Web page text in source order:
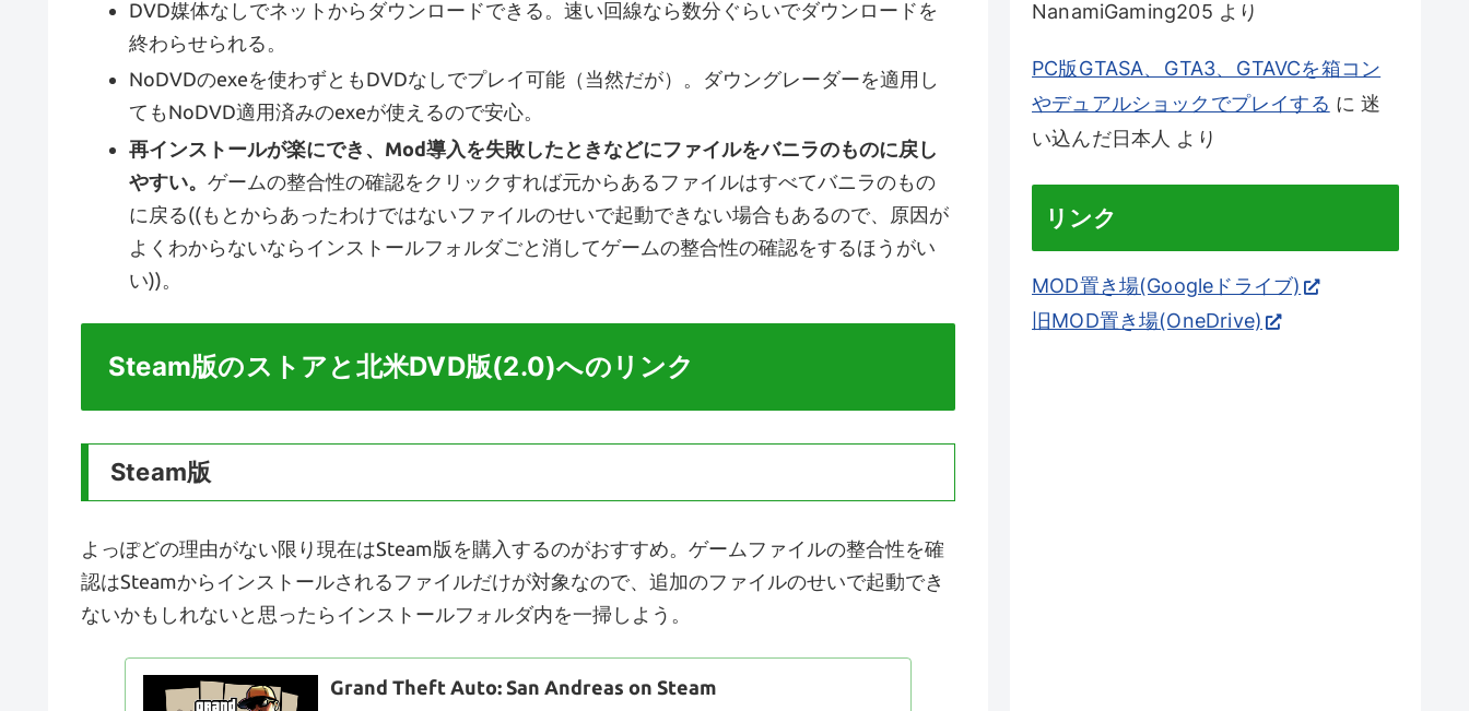
DVD媒体なしでネットからダウンロードできる。速い回線なら数分ぐらいでダウンロードを
終わらせられる。
NoDVDのexeを使わずともDVDなしでプレイ可能（当然だが）。ダウングレーダーを適用し
てもNoDVD適用済みのexeが使えるので安心。
再インストールが楽にでき、Mod導入を失敗したときなどにファイルをバニラのものに戻し
やすい。 ゲームの整合性の確認をクリックすれば元からあるファイルはすべてバニラのもの
に戻る((もとからあったわけではないファイルのせいで起動できない場合もあるので、原因が
よくわからないならインストールフォルダごと消してゲームの整合性の確認をするほうがい
い))。
Steam版のストアと北米DVD版(2.0)へのリンク
Steam版
よっぽどの理由がない限り現在はSteam版を購入するのがおすすめ。ゲームファイルの整合性を確
認はSteamからインストールされるファイルだけが対象なので、追加のファイルのせいで起動でき
ないかもしれないと思ったらインストールフォルダ内を一掃しよう。
Grand Theft Auto: San Andreas on Steam
NanamiGaming205 より
PC版GTASA、GTA3、GTAVCを箱コン
やデュアルショックでプレイする に迷
い込んだ日本人 より
リンク
MOD置き場(Googleドライブ)
旧MOD置き場(OneDrive)